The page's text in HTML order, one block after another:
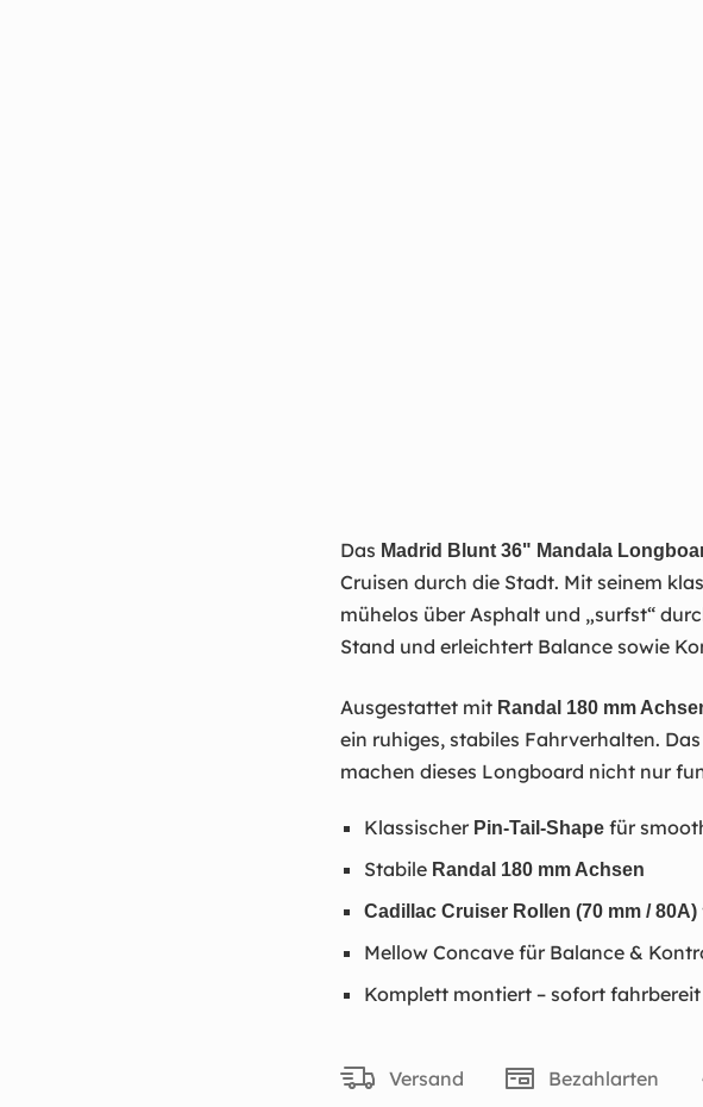
Das Madrid Blunt 36" Mandala
Cruisen durch die Stadt. Mit seinem
mühelos über Asphalt und „surfst“
Stand und erleichtert Balance sowie
Ausgestattet mit Randal 180 mm
ein ruhiges, stabiles Fahrverhalten.
machen dieses Longboard nicht nur
Klassischer Pin-Tail-Shapefür
Stabile Randal 180 mm Achsen
Cadillac Cruiser Rollen (70 mm / 80A)
Mellow Concave für Balance &
Komplett montiert – sofort fahrbereit
Versand Bezahlarten